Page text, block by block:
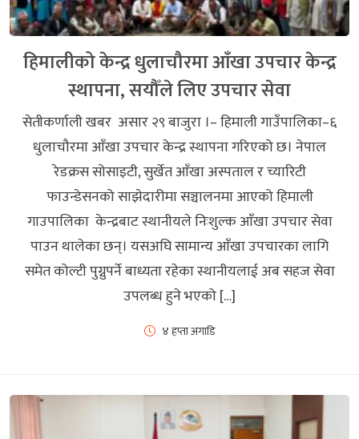
हिमालीको केन्द्र धुलाचौरमा आँखा उपचार केन्द्र
स्थापना, सयौँले लिए उपचार सेवा
सेतीकर्णाली खबर असार २९ बाजुरा ।– हिमाली गाउँपालिका–६
धुलाचौरमा आँखा उपचार केन्द्र स्थापना गरिएको छ। नेपाल
रेडक्रस सोसाइटी, सुर्खेत आँखा अस्पताल र च्यारिटी
फाउन्डेसनको साझेदारीमा सञ्चालनमा आएको हिमाली
गाउपालिका केन्द्रबाट स्थानीयले निःशुल्क आँखा उपचार सेवा
पाउन थालेका छन्। यसअघि सामान्य आँखा उपचारका लागि
समेत कोल्टी पुग्नुपर्ने बाध्यता रहेका स्थानीयलाई अब सहज सेवा
उपलब्ध हुने भएको […]
४ हप्ता अगाडि